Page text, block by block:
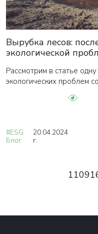
Вырубка лесов:
экологической
Рассмотрим в статье
экологических проблем
#ESG
Блог
20.04.2024
г.